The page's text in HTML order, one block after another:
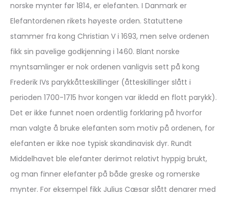
norske mynter før 1814, er elefanten. I Danmark er
Elefantordenen rikets høyeste orden. Statuttene
stammer fra kong Christian V i 1693, men selve ordenen
fikk sin pavelige godkjenning i 1460. Blant norske
myntsamlinger er nok ordenen vanligvis sett på kong
Frederik IVs parykkåtteskillinger (åtteskillinger slått i
perioden 1700-1715 hvor kongen var ikledd en flott parykk).
Det er ikke funnet noen ordentlig forklaring på hvorfor
man valgte å bruke elefanten som motiv på ordenen, for
elefanten er ikke noe typisk skandinavisk dyr. Rundt
Middelhavet ble elefanter derimot relativt hyppig brukt,
og man finner elefanter på både greske og romerske
mynter. For eksempel fikk Julius Cæsar slått denarer med